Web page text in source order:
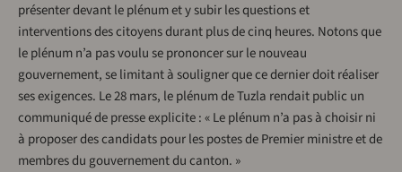
présenter devant le plénum et y subir les questions et
interventions des citoyens durant plus de cinq heures. Notons que
le plénum n’a pas voulu se prononcer sur le nouveau
gouvernement, se limitant à souligner que ce dernier doit réaliser
ses exigences. Le 28 mars, le plénum de Tuzla rendait public un
communiqué de presse explicite : « Le plénum n’a pas à choisir ni
à proposer des candidats pour les postes de Premier ministre et de
membres du gouvernement du canton. »